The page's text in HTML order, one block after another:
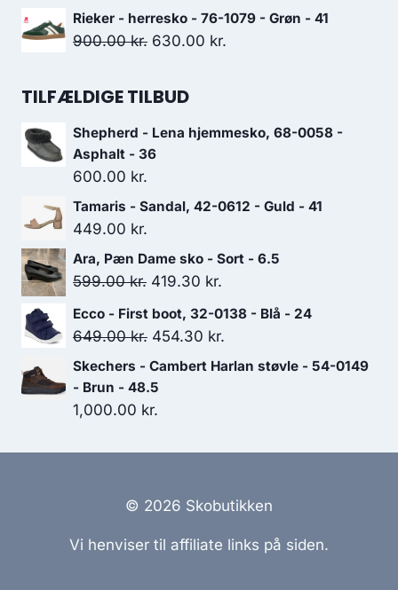
649.00 kr..454.30 kr..
oprindelige
pris
aktuelle
Rieker - herresko - 76-1079 - Grøn - 41
900.00kr. Den
pris
900.00 kr..
630.00 kr.
630.00 kr..
TILFÆLDIGE TILBUD
Shepherd - Lena hjemmesko, 68-0058 -
Asphalt - 36
600.00 kr.
Tamaris - Sandal, 42-0612 - Guld - 41
449.00 kr.
Ara, Pæn Dame sko - Sort - 6.5
599.00kr. Den
oprindelige
pris
599.00 kr..
419.30 kr.
aktuelle
419.30 kr..
Ecco - First boot, 32-0138 - Blå - 24
649.00kr. Den
oprindelige
pris
var:
454.30 kr.
aktuelle
Skechers - Cambert Harlan støvle - 54-0149
- Brun - 48.5
1,000.00 kr.
© 2026 Skobutikken
Vi henviser til affiliate links på siden.